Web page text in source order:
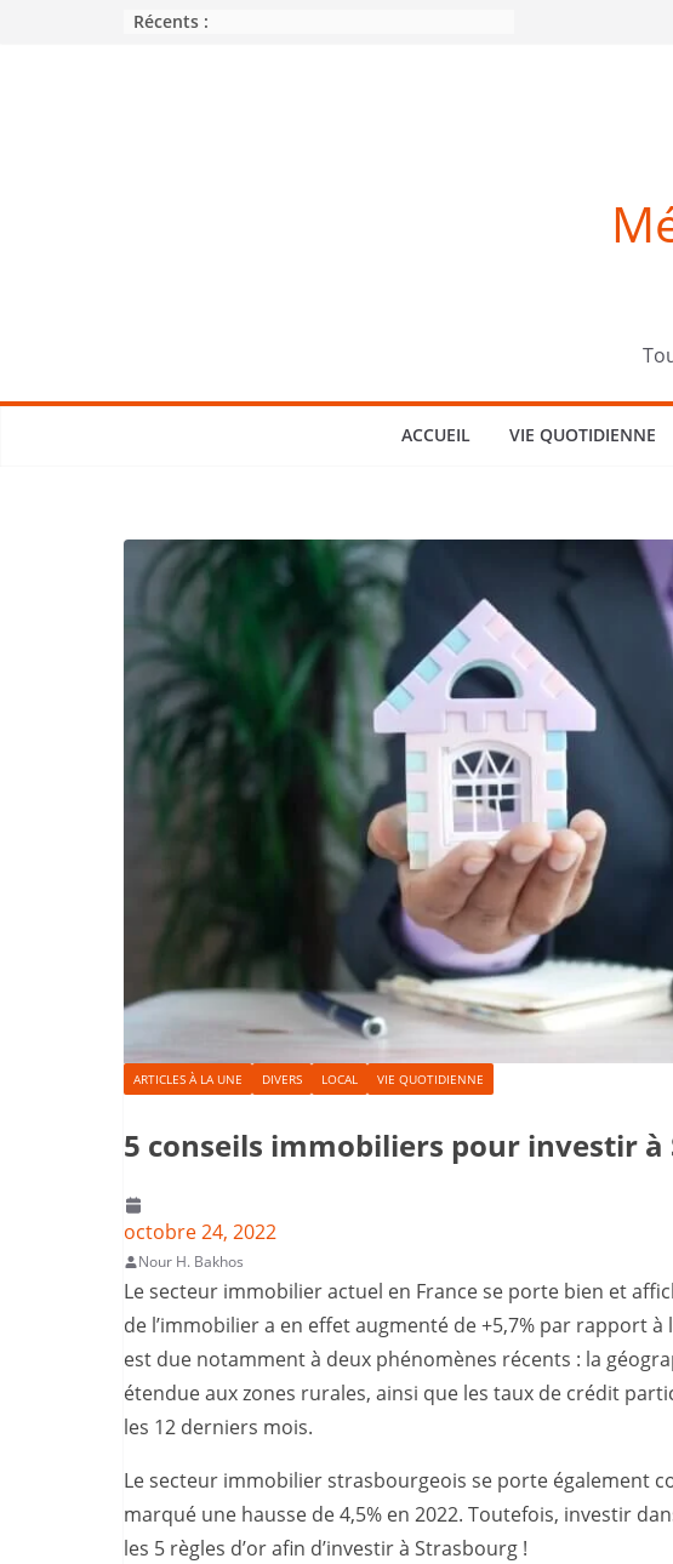
Récents :
ACCUEIL VIE QUOTIDIENNE
ARTICLES À LA UNE DIVERS LOCAL VIE QUOTIDIENNE
5 conseils immobiliers pour investir à
octobre 24, 2022
Nour H. Bakhos
Le secteur immobilier actuel en France se porte bien et
de l’immobilier a en effet augmenté de +5,7% par rapport à
est due notamment à deux phénomènes récents : la
étendue aux zones rurales, ainsi que les taux de crédit
les 12 derniers mois.
Le secteur immobilier strasbourgeois se porte également
marqué une hausse de 4,5% en 2022. Toutefois, investir
les 5 règles d’or afin d’investir à Strasbourg !